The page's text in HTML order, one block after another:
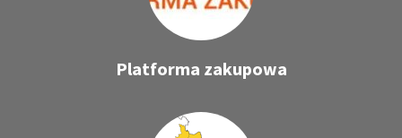
Platforma zakupowa